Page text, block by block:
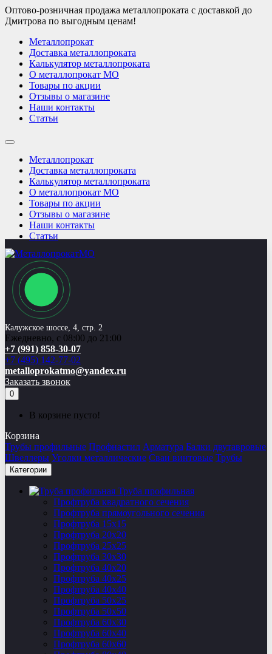
Оптово-розничная продажа металлопроката с доставкой до
Дмитрова по выгодным ценам!
Металлопрокат
Доставка металлопроката
Калькулятор металлопроката
О металлопрокат МО
Товары по акции
Отзывы о магазине
Наши контакты
Статьи
Металлопрокат
Доставка металлопроката
Калькулятор металлопроката
О металлопрокат МО
Товары по акции
Отзывы о магазине
Наши контакты
Статьи
Калужское шоссе, 4, стр. 2
Ежедневно, с 08:00 до 21:00
+7 (991) 858-30-07
+7 (495) 142-77-02
metalloprokatmo@yandex.ru
Заказать звонок
0
В корзине пусто!
Корзина
Трубы профильные Профнастил Арматура Балки двутавровые
Швеллеры Уголки металлические Сваи винтовые Трубы
Категории
Труба профильная
Профтруба квадратного сечения
Профтруба прямоугольного сечения
Профтруба 15х15
Профтруба 20х20
Профтруба 25х25
Профтруба 30х30
Профтруба 40х20
Профтруба 40х25
Профтруба 40х40
Профтруба 50х25
Профтруба 50х50
Профтруба 60х30
Профтруба 60х40
Профтруба 60х60